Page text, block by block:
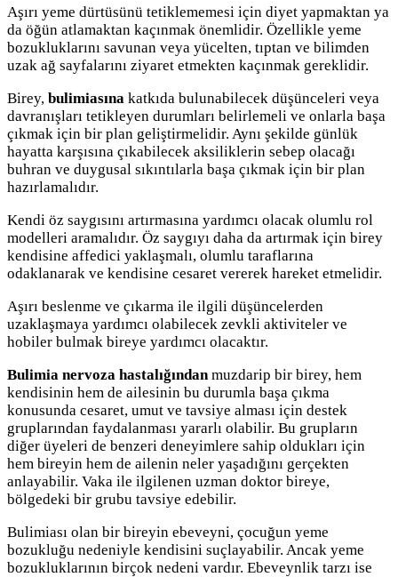
Aşırı yeme dürtüsünü tetiklememesi için diyet yapmaktan ya
da öğün atlamaktan kaçınmak önemlidir. Özellikle yeme
bozukluklarını savunan veya yücelten, tıptan ve bilimden
uzak ağ sayfalarını ziyaret etmekten kaçınmak gereklidir.
Birey, bulimiasına katkıda bulunabilecek düşünceleri veya
davranışları tetikleyen durumları belirlemeli ve onlarla başa
çıkmak için bir plan geliştirmelidir. Aynı şekilde günlük
hayatta karşısına çıkabilecek aksiliklerin sebep olacağı
buhran ve duygusal sıkıntılarla başa çıkmak için bir plan
hazırlamalıdır.
Kendi öz saygısını artırmasına yardımcı olacak olumlu rol
modelleri aramalıdır. Öz saygıyı daha da artırmak için birey
kendisine affedici yaklaşmalı, olumlu taraflarına
odaklanarak ve kendisine cesaret vererek hareket etmelidir.
Aşırı beslenme ve çıkarma ile ilgili düşüncelerden
uzaklaşmaya yardımcı olabilecek zevkli aktiviteler ve
hobiler bulmak bireye yardımcı olacaktır.
Bulimia nervoza hastalığındanmuzdarip bir birey, hem
kendisinin hem de ailesinin bu durumla başa çıkma
konusunda cesaret, umut ve tavsiye alması için destek
gruplarından faydalanması yararlı olabilir. Bu grupların
diğer üyeleri de benzeri deneyimlere sahip oldukları için
hem bireyin hem de ailenin neler yaşadığını gerçekten
anlayabilir. Vaka ile ilgilenen uzman doktor bireye,
bölgedeki bir grubu tavsiye edebilir.
Bulimiası olan bir bireyin ebeveyni, çocuğun yeme
bozukluğu nedeniyle kendisini suçlayabilir. Ancak yeme
bozukluklarının birçok nedeni vardır. Ebeveynlik tarzı ise